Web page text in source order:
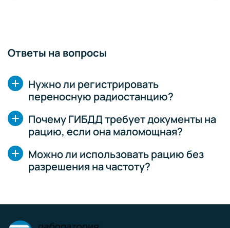
Ответы на вопросы
Нужно ли регистрировать
переносную радиостанцию?
Почему ГИБДД требует документы на
рацию, если она маломощная?
Можно ли использовать рацию без
разрешения на частоту?